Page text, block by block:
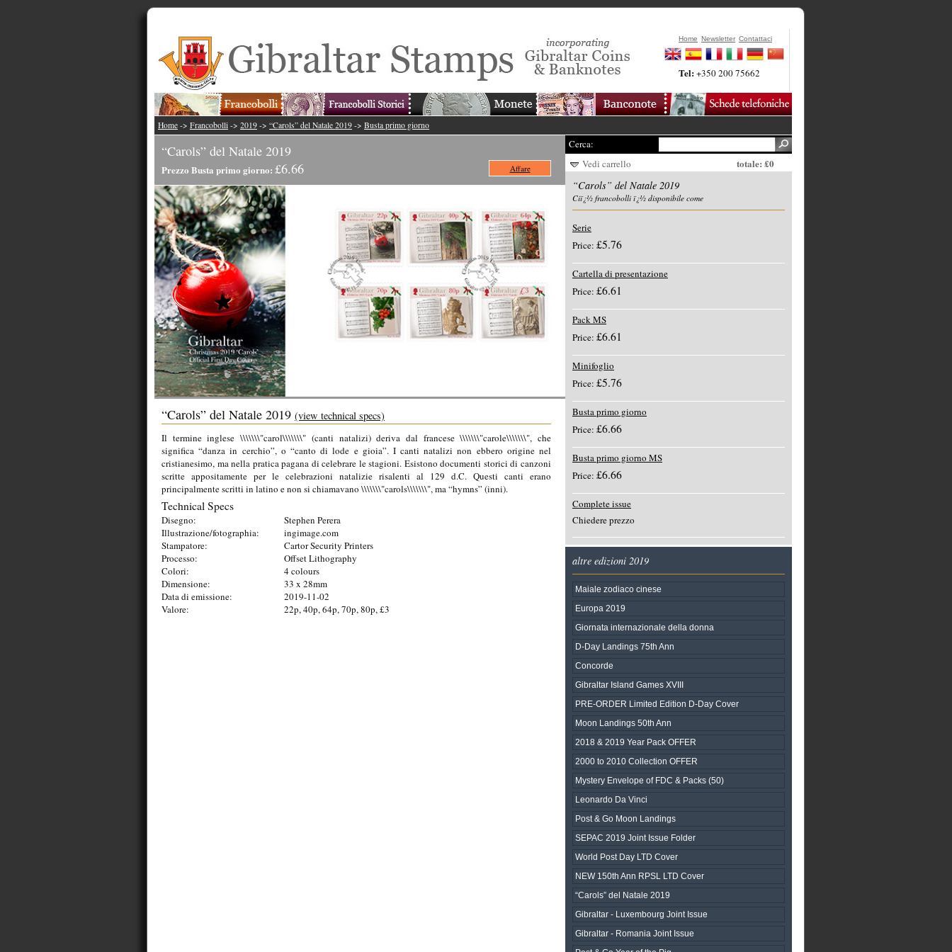
Home Newsletter Contattaci
Tel:+350 200 75662
Home -> Francobolli -> 2019 -> “Carols” del Natale 2019 -> Busta primo giorno
“Carols” del Natale 2019
Prezzo Busta primo giorno: £6.66 Affare
“Carols” del Natale 2019 (view technical specs)
Il termine inglese \\\\\\\"carol\\\\\\\" (canti natalizi) deriva dal francese \\\\\\\"carole\\\\\\\", che
significa “danza in cerchio”, o “canto di lode e gioia”. I canti natalizi non ebbero origine nel
cristianesimo, ma nella pratica pagana di celebrare le stagioni. Esistono documenti storici di canzoni
scritte appositamente per le celebrazioni natalizie risalenti al 129 d.C. Questi canti erano
principalmente scritti in latino e non si chiamavano \\\\\\\"carols\\\\\\\", ma “hymns” (inni).
Technical Specs
Disegno:
Stephen Perera
Illustrazione/fotographia:
ingimage.com
Stampatore:
Cartor Security Printers
Processo:
Offset Lithography
Colori:
4 colours
Dimensione:
33 x 28mm
Data di emissione:
2019-11-02
Valore:
22p, 40p, 64p, 70p, 80p, £3
Cerca:
Vedi carrello
totale: £0
“Carols” del Natale 2019
Ciï¿½ francobolli ï¿½ disponibile come
Serie
Price: £5.76
Cartella di presentazione
Price: £6.61
Pack MS
Price: £6.61
Minifoglio
Price: £5.76
Busta primo giorno
Price: £6.66
Busta primo giorno MS
Price: £6.66
Complete issue
Chiedere prezzo
altre edizioni 2019
Maiale zodiaco cinese
Europa 2019
Giornata internazionale della donna
D-Day Landings 75th Ann
Concorde
Gibraltar Island Games XVIII
PRE-ORDER Limited Edition D-Day Cover
Moon Landings 50th Ann
2018 & 2019 Year Pack OFFER
2000 to 2010 Collection OFFER
Mystery Envelope of FDC & Packs (50)
Leonardo Da Vinci
Post & Go Moon Landings
SEPAC 2019 Joint Issue Folder
World Post Day LTD Cover
NEW 150th Ann RPSL LTD Cover
“Carols” del Natale 2019
Gibraltar - Luxembourg Joint Issue
Gibraltar - Romania Joint Issue